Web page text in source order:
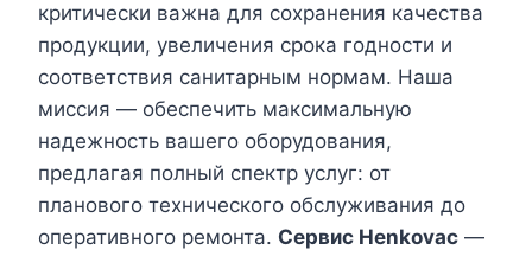
критически важна для сохранения качества
продукции, увеличения срока годности и
соответствия санитарным нормам. Наша
миссия — обеспечить максимальную
надежность вашего оборудования,
предлагая полный спектр услуг: от
планового технического обслуживания до
оперативного ремонта. Сервис Henkovac —